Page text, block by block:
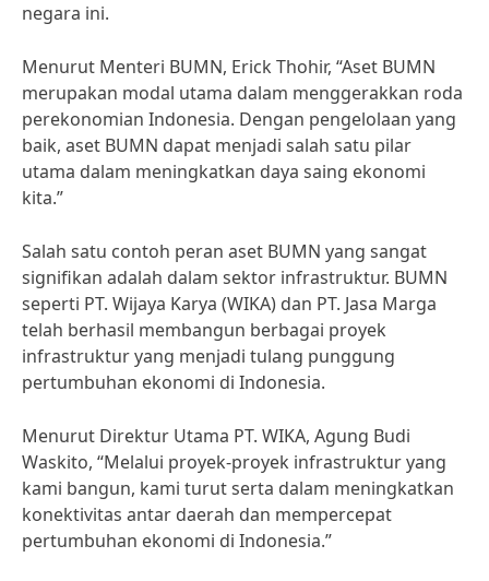
negara ini.
Menurut Menteri BUMN, Erick Thohir, “Aset BUMN
merupakan modal utama dalam menggerakkan roda
perekonomian Indonesia. Dengan pengelolaan yang
baik, aset BUMN dapat menjadi salah satu pilar
utama dalam meningkatkan daya saing ekonomi
kita.”
Salah satu contoh peran aset BUMN yang sangat
signifikan adalah dalam sektor infrastruktur. BUMN
seperti PT. Wijaya Karya (WIKA) dan PT. Jasa Marga
telah berhasil membangun berbagai proyek
infrastruktur yang menjadi tulang punggung
pertumbuhan ekonomi di Indonesia.
Menurut Direktur Utama PT. WIKA, Agung Budi
Waskito, “Melalui proyek-proyek infrastruktur yang
kami bangun, kami turut serta dalam meningkatkan
konektivitas antar daerah dan mempercepat
pertumbuhan ekonomi di Indonesia.”